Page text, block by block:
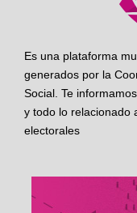
Es una plataforma
generados por la
Social. Te
y todo lo relacionado
electorales